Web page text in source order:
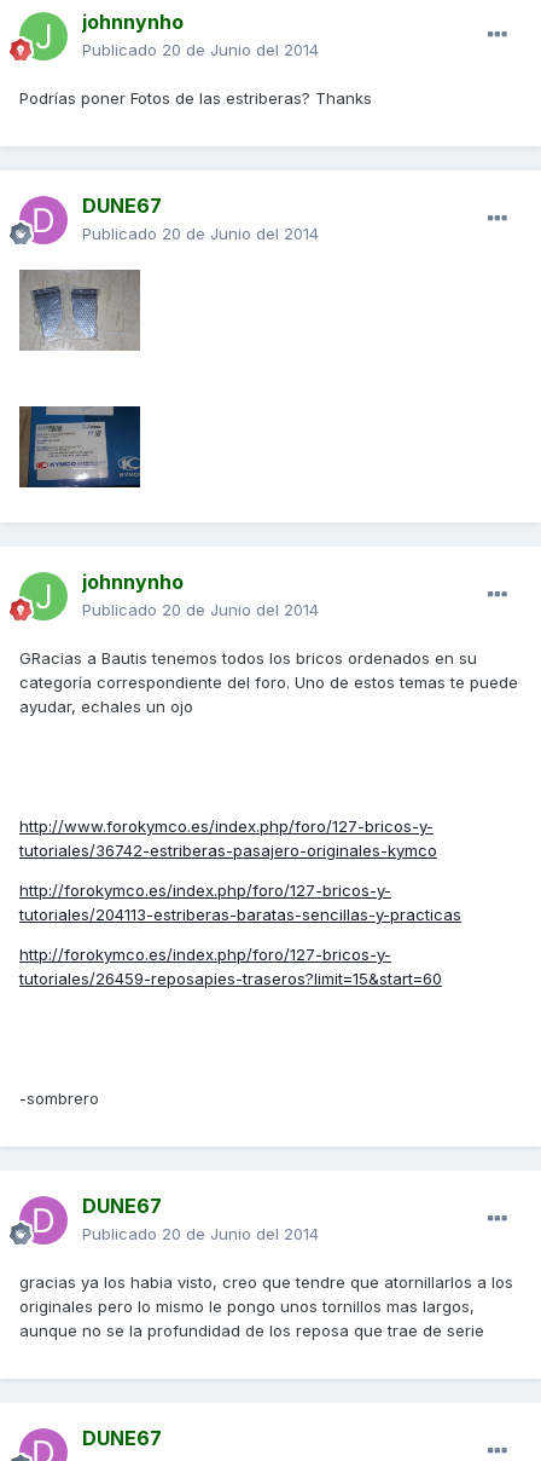
johnnynho
Publicado 20 de Junio del 2014
Podrías poner Fotos de las estriberas? Thanks
DUNE67
Publicado 20 de Junio del 2014
johnnynho
Publicado 20 de Junio del 2014
GRacias a Bautis tenemos todos los bricos ordenados en su
categoría correspondiente del foro. Uno de estos temas te puede
ayudar, echales un ojo
http://www.forokymco.es/index.php/foro/127-bricos-y-
tutoriales/36742-estriberas-pasajero-originales-kymco
http://forokymco.es/index.php/foro/127-bricos-y-
tutoriales/204113-estriberas-baratas-sencillas-y-practicas
http://forokymco.es/index.php/foro/127-bricos-y-
tutoriales/26459-reposapies-traseros?limit=15&start=60
-sombrero
DUNE67
Publicado 20 de Junio del 2014
gracias ya los habia visto, creo que tendre que atornillarlos a los
originales pero lo mismo le pongo unos tornillos mas largos,
aunque no se la profundidad de los reposa que trae de serie
DUNE67